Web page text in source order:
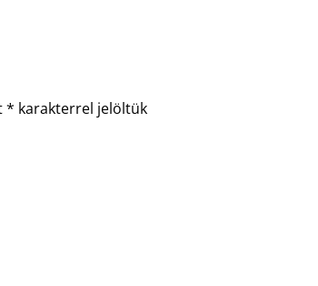
* karakterrel jelöltük